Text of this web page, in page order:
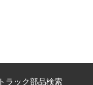
トラック部品検索